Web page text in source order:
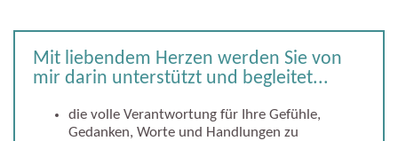
Mit liebendem Herzen werden Sie von
mir darin unterstützt und begleitet...
die volle Verantwortung für Ihre Gefühle,
Gedanken, Worte und Handlungen zu